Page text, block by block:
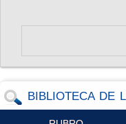
BIBLIOTECA DE